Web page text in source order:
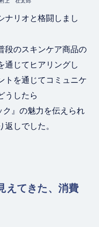
ナリオと格闘しまし
段のスキンケア商品の
通じてヒアリングし
トを通じてコミュニケ
うしたら
ク』の魅力を伝えられ
しでした。
えてきた、消費